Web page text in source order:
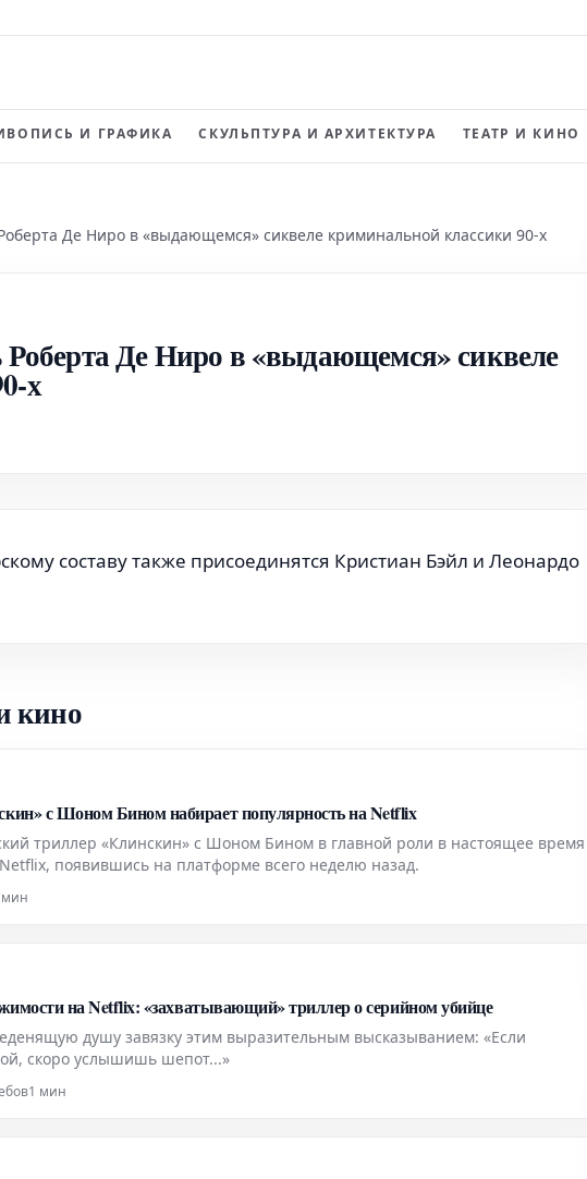
И ГРАФИКА СКУЛЬПТУРА И АРХИТЕКТУРА ТЕАТР И КИНО
Де Ниро в «выдающемся» сиквеле криминальной классики 90-х
Де Ниро в «выдающемся» сиквеле
х
составу также присоединятся Кристиан Бэйл и Леонардо
кино
с Шоном Бином набирает популярность на Netflix
триллер «Клинскин» с Шоном Бином в главной роли в настоящее время
появившись на платформе всего неделю назад.
мин
на Netflix: «захватывающий» триллер о серийном убийце
душу завязку этим выразительным высказыванием: «Если
скоро услышишь шепот...»
1 мин